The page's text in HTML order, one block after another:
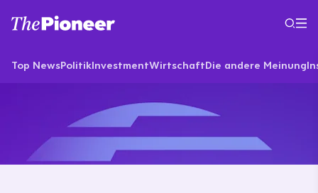
Top NewsPolitikInvestmentWirtschaftDie andere Meinung